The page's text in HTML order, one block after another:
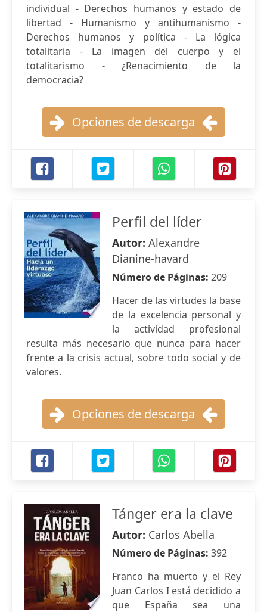
individual - Derechos humanos y estado de
libertad - Humanismo y antihumanismo -
Derechos humanos y política - La lógica
totalitaria - La imagen del cuerpo y el
totalitarismo - ¿Renacimiento de la
democracia?
Opciones de descarga
Perfil del líder
Autor: Alexandre
Dianine-havard
Número de Páginas: 209
Hacer de las virtudes la base
de la excelencia personal y
la actividad profesional
resulta más necesario que nunca para hacer
frente a la crisis actual, sobre todo social y de
valores.
Opciones de descarga
Tánger era la clave
Autor: Carlos Abella
Número de Páginas: 392
Franco ha muerto y el Rey
Juan Carlos I está decidido a
que España sea una